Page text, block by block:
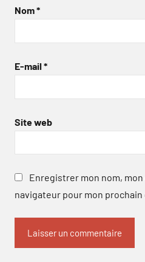
Nom*
E-mail *
Site web
Enregistrer mon nom,
navigateur pour mon prochain